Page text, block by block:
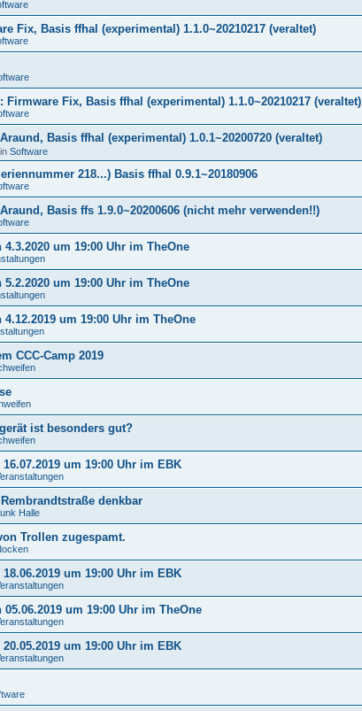
Fix, Basis ffhal (experimental) 1.1.0~20210217 (veraltet)
Firmware Fix, Basis ffhal (experimental) 1.1.0~20210217 (veraltet)
Basis ffhal (experimental) 1.0.1~20200720 (veraltet)
Software
218...) Basis ffhal 0.9.1~20180906
Basis ffs 1.9.0~20200606 (nicht mehr verwenden!!)
um 19:00 Uhr im TheOne
um 19:00 Uhr im TheOne
um 19:00 Uhr im TheOne
CCC-Camp 2019
ist besonders gut?
um 19:00 Uhr im EBK
denkbar
Halle
Trollen zugespamt.
um 19:00 Uhr im EBK
um 19:00 Uhr im TheOne
um 19:00 Uhr im EBK